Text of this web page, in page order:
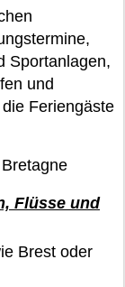
Sportanlagen,
und
Feriengäste
Flüsse und
Brest oder